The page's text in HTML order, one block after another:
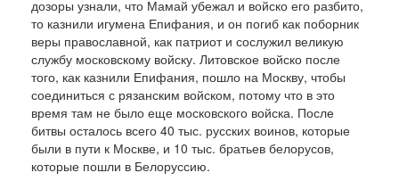
дозоры узнали, что Мамай убежал и войско его разбито,
то казнили игумена Епифания, и он погиб как поборник
веры право­славной, как патриот и сослужил великую
служ­бу московскому войску. Литовское войско после
того, как казнили Епифания, пошло на Москву, чтобы
соединиться с рязанским войском, потому что в это
время там не было еще московского войска. После
битвы осталось всего 40 тыс. русских вои­нов, которые
были в пути к Москве, и 10 тыс. братьев белорусов,
которые пошли в Белоруссию.